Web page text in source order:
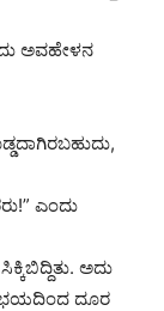
ಅವಹೇಳನ
ಎಂದು
ಅದು
ಭಯದಿಂದ ದೂರ